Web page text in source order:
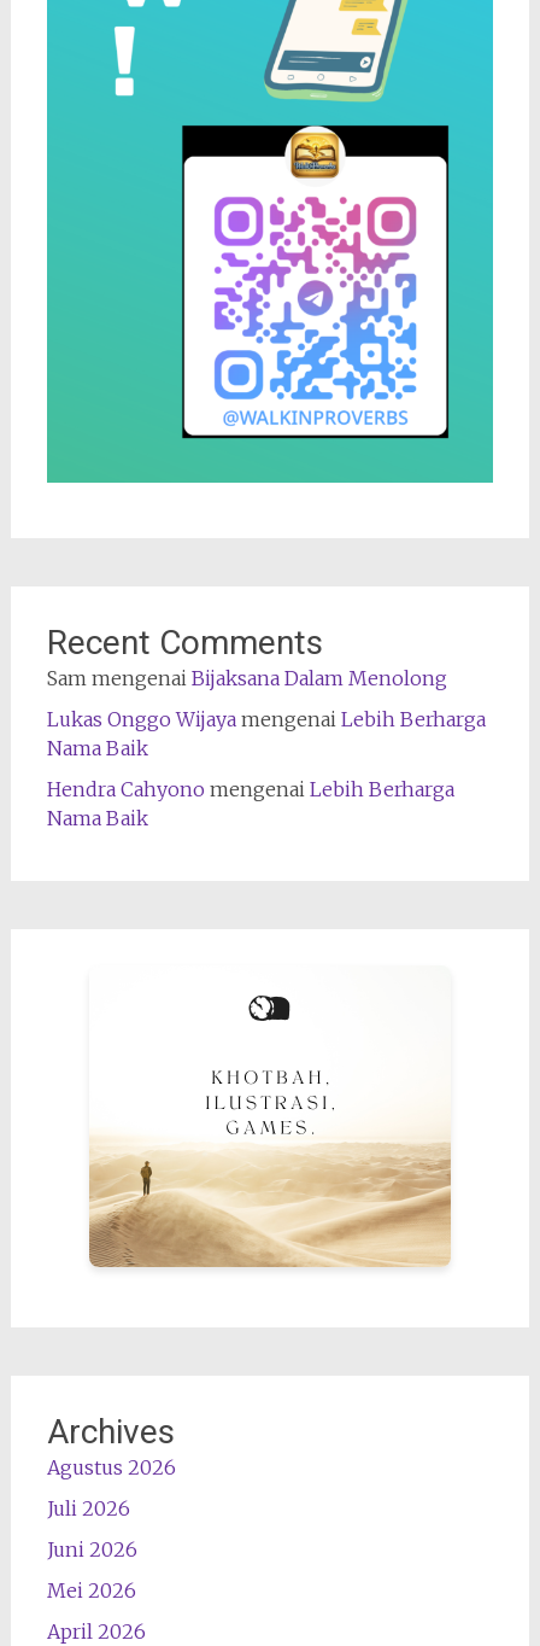
Recent Comments
Sammengenai Bijaksana Dalam Menolong
Lukas Onggo Wijayamengenai Lebih Berharga
Nama Baik
Hendra Cahyono mengenai Lebih Berharga
Nama Baik
Archives
Agustus 2026
Juli 2026
Juni 2026
Mei 2026
April 2026